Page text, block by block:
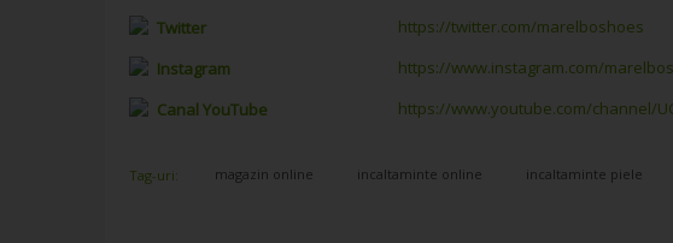
Twitter
https://twitter.com/marelboshoes
Instagram
https://www.instagram.com/
Canal YouTube
https://www.youtube.com/channel/
Tag-uri: magazin online incaltaminte online incaltaminte piele